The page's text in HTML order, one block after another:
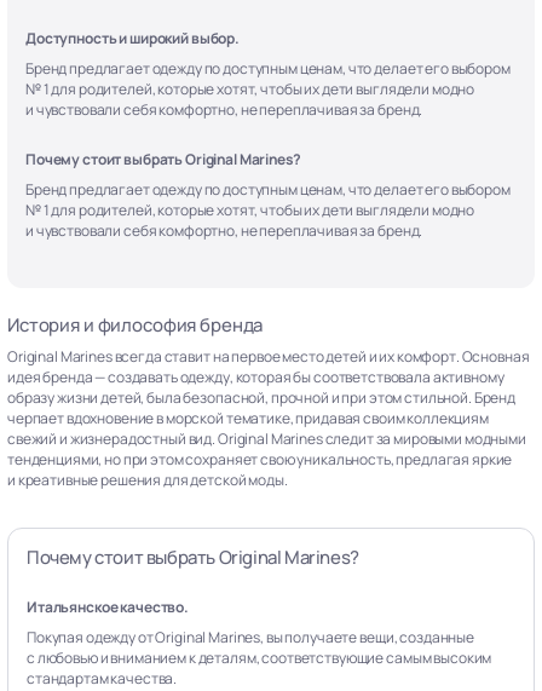
Доступность и широкий выбор.
Бренд предлагает одежду по доступным ценам, что делает его выбором
№ 1 для родителей, которые хотят, чтобы их дети выглядели модно
и чувствовали себя комфортно, не переплачивая за бренд.
Почему стоит выбрать Original Marines?
Бренд предлагает одежду по доступным ценам, что делает его выбором
№ 1 для родителей, которые хотят, чтобы их дети выглядели модно
и чувствовали себя комфортно, не переплачивая за бренд.
История и философия бренда
Original Marines всегда ставит на первое место детей и их комфорт. Основная
идея бренда — создавать одежду, которая бы соответствовала активному
образу жизни детей, была безопасной, прочной и при этом стильной. Бренд
черпает вдохновение в морской тематике, придавая своим коллекциям
свежий и жизнерадостный вид. Original Marines следит за мировыми модными
тенденциями, но при этом сохраняет свою уникальность, предлагая яркие
и креативные решения для детской моды.
Почему стоит выбрать Original Marines?
Итальянское качество.
Покупая одежду от Original Marines, вы получаете вещи, созданные
с любовью и вниманием к деталям, соответствующие самым высоким
стандартам качества.